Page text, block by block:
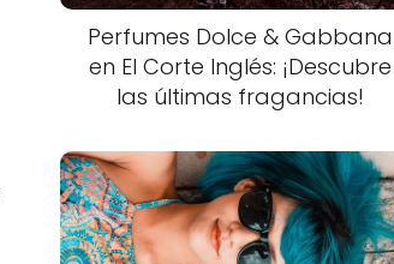
Perfumes Dolce & Gabbana
en El Corte Inglés: ¡Descubre
las últimas fragancias!